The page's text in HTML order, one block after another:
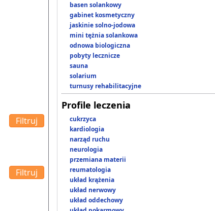
basen solankowy
gabinet kosmetyczny
jaskinie solno-jodowa
mini tężnia solankowa
odnowa biologiczna
pobyty lecznicze
sauna
solarium
turnusy rehabilitacyjne
Profile leczenia
cukrzyca
kardiologia
narząd ruchu
neurologia
przemiana materii
reumatologia
układ krążenia
układ nerwowy
układ oddechowy